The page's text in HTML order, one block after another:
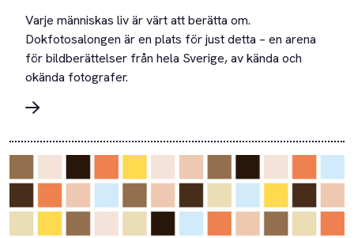
Varje människas liv är värt att berätta om.
Dokfotosalongen är en plats för just detta – en arena
för bildberättelser från hela Sverige, av kända och
okända fotografer.